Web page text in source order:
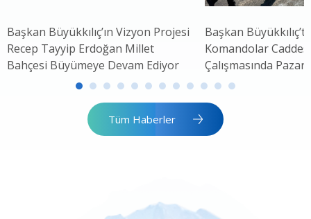
Başkan Büyükkılıç’ın Vizyon Projesi
Recep Tayyip Erdoğan Millet
Bahçesi Büyümeye Devam Ediyor
Başkan
Komandolar
Çalışmasında
Tüm Haberler